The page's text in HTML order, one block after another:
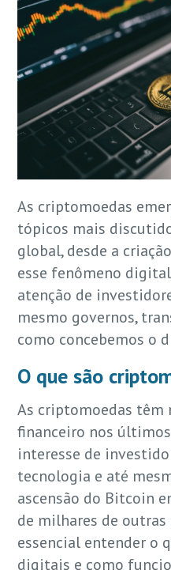
As criptomoedas
tópicos mais
global, desde a
esse fenômeno
atenção de
mesmo governos,
como concebemos o
O que são
As criptomoedas têm
financeiro nos
interesse de
tecnologia e até
ascensão do Bitcoin
de milhares de
essencial entender o
digitais e como